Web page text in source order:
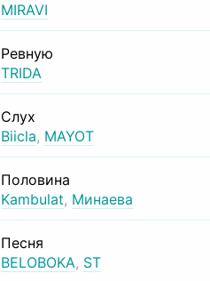
MIRAVI
Ревную
TRIDA
Слух
Biicla, MAYOT
Половина
Kambulat, Минаева
Песня
BELOBOKA, ST